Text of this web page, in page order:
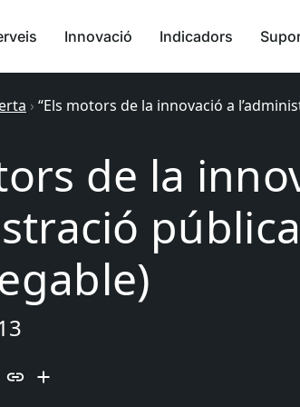
Innovació Indicadors
› “Els motors de la innovació a
de la